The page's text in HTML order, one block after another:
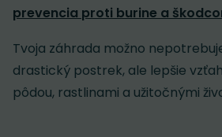
prevencia proti burine a
Tvoja záhrada možno
drastický postrek, ale lepšie
pôdou, rastlinami a užitočnými